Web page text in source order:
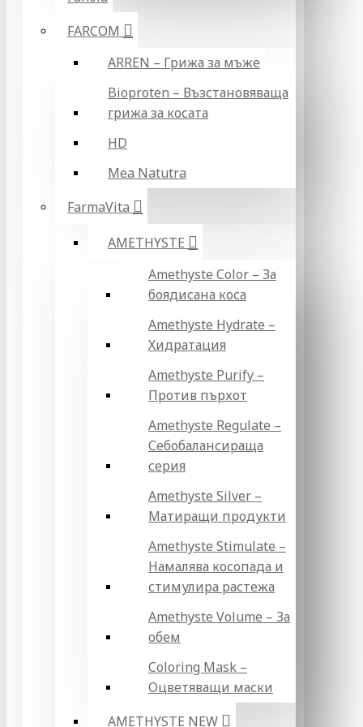
FARCOM
ARREN – Грижа за мъже
Bioproten – Възстановяваща
грижа за косата
HD
Mea Natutra
FarmaVita
AMETHYSTE
Amethyste Color – За
боядисана коса
Amethyste Hydrate –
Хидратация
Amethyste Purify –
Против пърхот
Amethyste Regulate –
Себобалансираща
серия
Amethyste Silver –
Матиращи продукти
Amethyste Stimulate –
Намалява косопада и
стимулира растежа
Amethyste Volume – За
обем
Coloring Mask –
Оцветяващи маски
AMETHYSTE NEW